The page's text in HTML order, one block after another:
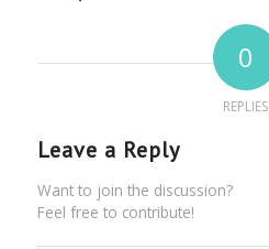
0
REPLIES
Leave a Reply
Want to join the discussion?
Feel free to contribute!